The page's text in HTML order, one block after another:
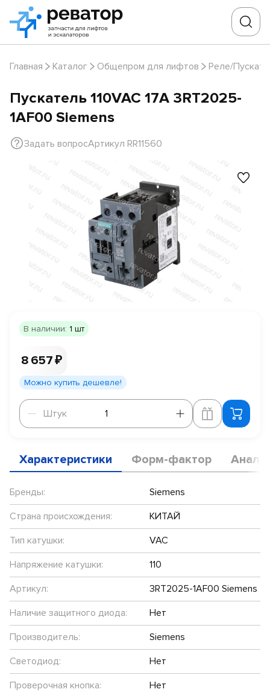
Главная Каталог Общепром для лифтов Реле/
Пускатель 110VAC 17А 3RT2025-
1AF00 Siemens
Задать вопросАртикул RR11560
В наличии: 1 шт
8 657 ₽
Можно купить дешевле!
Штук
Штук
Характеристики Форм-фактор
Бренды:
Siemens
Страна происхождения:
КИТАЙ
Тип катушки:
VAC
Напряжение катушки:
110
Артикул:
3RT2025-1AF00 Siemens
Наличие защитного диода:
Нет
Производитель:
Siemens
Светодиод:
Нет
Проверочная кнопка:
Нет